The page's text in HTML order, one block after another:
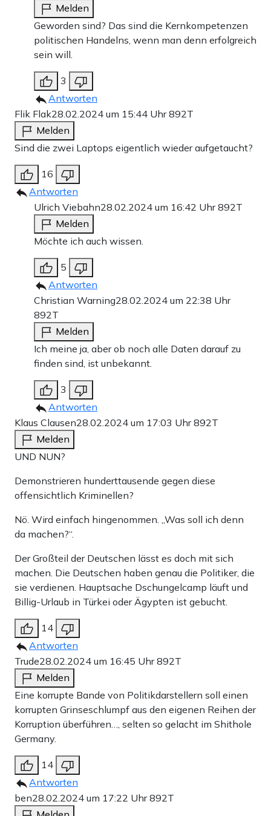
Melden
Geworden sind? Das sind die Kernkompetenzen
politischen Handelns, wenn man denn erfolgreich
sein will.
3
Antworten
Flik Flak28.02.2024 um 15:44 Uhr892T
Melden
Sind die zwei Laptops eigentlich wieder aufgetaucht?
16
Antworten
Ulrich Viebahn28.02.2024 um 16:42 Uhr892T
Melden
Möchte ich auch wissen.
5
Antworten
Christian Warning28.02.2024 um 22:38 Uhr
892T
Melden
Ich meine ja, aber ob noch alle Daten darauf zu
finden sind, ist unbekannt.
3
Antworten
Klaus Clausen28.02.2024 um 17:03 Uhr892T
Melden
UND NUN?
Demonstrieren hunderttausende gegen diese
offensichtlich Kriminellen?
Nö. Wird einfach hingenommen. „Was soll ich denn
da machen?“.
Der Großteil der Deutschen lässt es doch mit sich
machen. Die Deutschen haben genau die Politiker, die
sie verdienen. Hauptsache Dschungelcamp läuft und
Billig-Urlaub in Türkei oder Ägypten ist gebucht.
14
Antworten
Trude28.02.2024 um 16:45 Uhr892T
Melden
Eine korrupte Bande von Politikdarstellern soll einen
korrupten Grinseschlumpf aus den eigenen Reihen der
Korruption überführen…, selten so gelacht im Shithole
Germany.
14
Antworten
ben28.02.2024 um 17:22 Uhr892T